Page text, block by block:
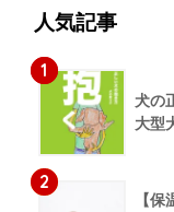
人気記事
1
犬の
大型
2
【